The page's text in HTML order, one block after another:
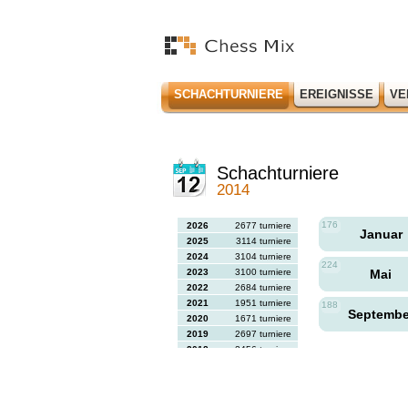
SCHACHTURNIERE EREIGNISSE
Schachturniere
2014
2026
2677 turniere
2025
3114 turniere
2024
3104 turniere
2023
3100 turniere
2022
2684 turniere
2021
1951 turniere
2020
1671 turniere
2019
2697 turniere
2018
2456 turniere
176
Januar
224
Mai
188